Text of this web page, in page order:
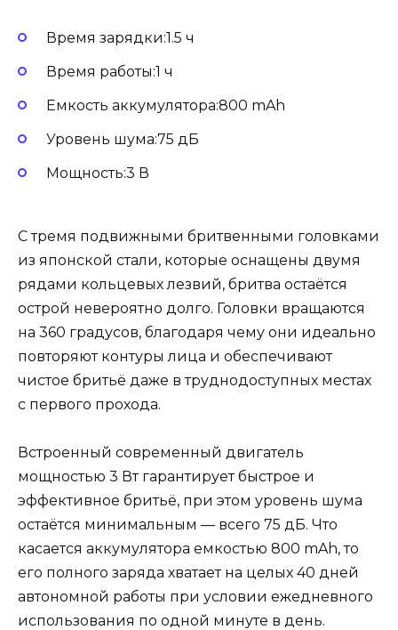
Время зарядки:1.5 ч
Время работы:1 ч
Емкость аккумулятора:800 mAh
Уровень шума:75 дБ
Мощность:3 В
С тремя подвижными бритвенными головками
из японской стали, которые оснащены двумя
рядами кольцевых лезвий, бритва остаётся
острой невероятно долго. Головки вращаются
на 360 градусов, благодаря чему они идеально
повторяют контуры лица и обеспечивают
чистое бритьё даже в труднодоступных местах
с первого прохода.
Встроенный современный двигатель
мощностью 3 Вт гарантирует быстрое и
эффективное бритьё, при этом уровень шума
остаётся минимальным — всего 75 дБ. Что
касается аккумулятора емкостью 800 mAh, то
его полного заряда хватает на целых 40 дней
автономной работы при условии ежедневного
использования по одной минуте в день.